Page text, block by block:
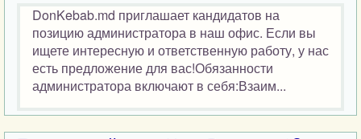
DonKebab.md приглашает кандидатов на
позицию администратора в наш офис. Если вы
ищете интересную и ответственную работу, у нас
есть предложение для вас!Обязанности
администратора включают в себя:Взаим...